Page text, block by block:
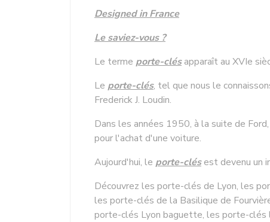
Designed in France
Le saviez-vous ?
Le terme porte-clésapparaît au XVIe
Le porte-clés, tel que nous le
Frederick J. Loudin.
Dans les années 1950, à la suite de
pour l'achat d'une voiture.
Aujourd'hui, le porte-clésest devenu un
Découvrez les porte-clés de Lyon, les
les porte-clés de la Basilique de
porte-clés Lyon baguette, les porte-clés